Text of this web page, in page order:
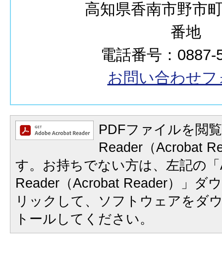
高知県香南市野市
番地
電話番号：0887-
お問い合わせフ
PDFファイルを閲
Reader（Acrobat
す。お持ちでない方は、左記の
Reader（Acrobat Reader）」ダ
リックして、ソフトウェアをダ
トールしてください。